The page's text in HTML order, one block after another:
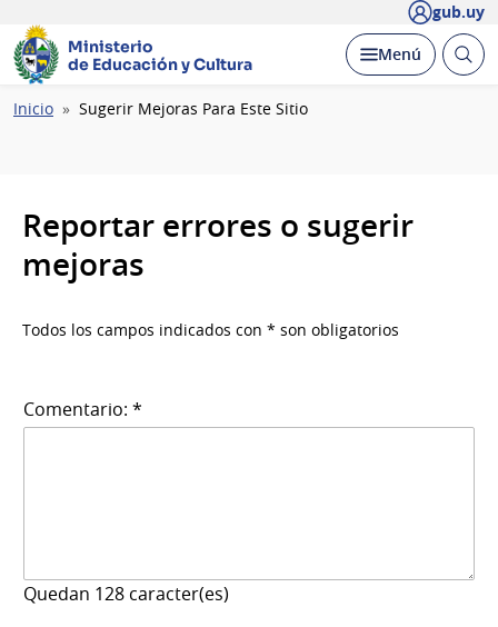
gub.uy
Ministerio
de Educación y Cultura
Desplegar
Menú Abrir
Ruta
Inicio Sugerir Mejoras Para Este Sitio
Reportar errores o sugerir
mejoras
Todos los campos indicados con * son obligatorios
Comentario: *
Quedan 128 caracter(es)